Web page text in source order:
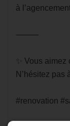
à
⸻
✨ Vous
N’hésitez pas
#renovation